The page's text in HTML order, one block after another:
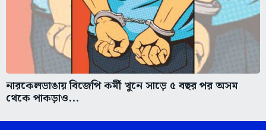
নারকেলডাঙায় বিজেপি কর্মী খুনে সাড়ে ৫ বছর পর অসম
থেকে পাকড়াও...